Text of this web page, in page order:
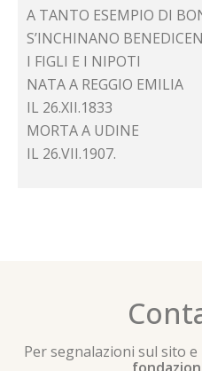
A TANTO ESEMPIO DI
S’INCHINANO
I FIGLI E I NIPOTI
NATA A REGGIO EMILIA
IL 26.XII.1833
MORTA A UDINE
IL 26.VII.1907.
Per segnalazioni sul sito